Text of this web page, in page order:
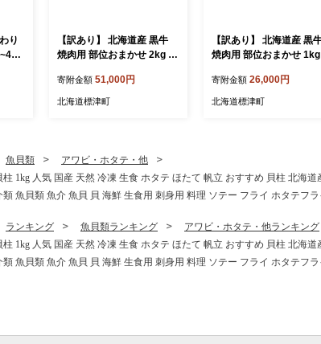
り
に
凍
介
祝
【訳あり】 北海道産 黒牛
焼肉用 部位おまかせ 2kg (2
ク 冷凍 アンガス牛
寄附金額 51,000円
北海道標津町
【訳あり】 北海道産 黒
焼肉用 部位おまかせ
冷凍 アンガス牛
寄附金額 26,000円
北海道標津町
魚貝類
アワビ・ホタテ・他
1kg 人気 国産 天然 冷凍 生食 ホタテ ほたて 帆立 おすすめ 貝柱 北海
魚貝類 魚介 魚貝 貝 海鮮 生食用 刺身用 料理 ソテー フライ ホタテフ
ランキング 魚貝類ランキング
アワビ・ホタテ・他ランキング
1kg 人気 国産 天然 冷凍 生食 ホタテ ほたて 帆立 おすすめ 貝柱 北海
魚貝類 魚介 魚貝 貝 海鮮 生食用 刺身用 料理 ソテー フライ ホタテフ